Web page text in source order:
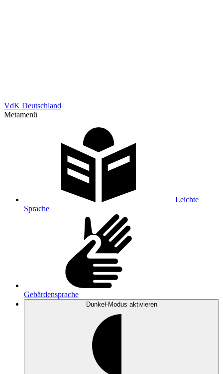
VdK Deutschland
Metamenü
Leichte
Sprache
Gebärdensprache
Dunkel-Modus aktivieren